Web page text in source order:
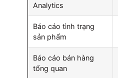
Analytics
Báo cáo tình trạng
sản phẩm
Báo cáo bán hàng
tổng quan